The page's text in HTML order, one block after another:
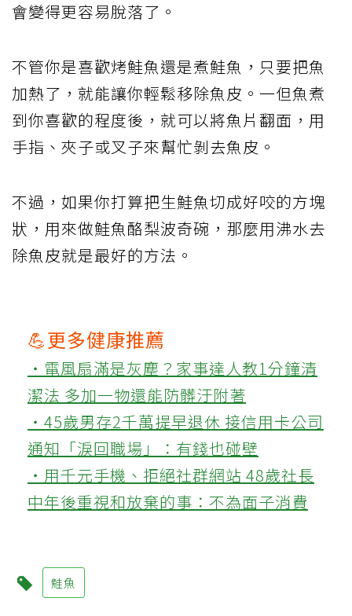
會變得更容易脫落了。
不管你是喜歡烤鮭魚還是煮鮭魚，只要把魚
加熱了，就能讓你輕鬆移除魚皮。一但魚煮
到你喜歡的程度後，就可以將魚片翻面，用
手指、夾子或叉子來幫忙剝去魚皮。
不過，如果你打算把生鮭魚切成好咬的方塊
狀，用來做鮭魚酪梨波奇碗，那麼用沸水去
除魚皮就是最好的方法。
💪更多健康推薦
‧電風扇滿是灰塵？家事達人教1分鐘清
潔法 多加一物還能防髒汙附著
‧45歲男存2千萬提早退休 接信用卡公司
通知「淚回職場」：有錢也碰壁
‧用千元手機、拒絕社群網站 48歲社長
中年後重視和放棄的事：不為面子消費
鮭魚